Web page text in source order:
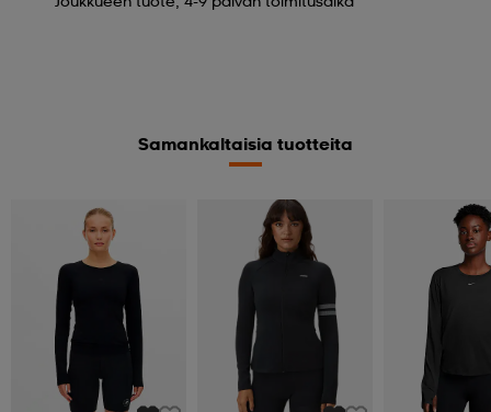
Samankaltaisia tuotteita